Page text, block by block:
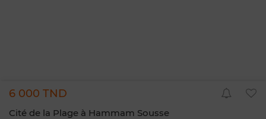
6 000 TND
Cité de la Plage à Hammam Sousse